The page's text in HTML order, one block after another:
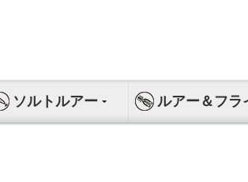
ソルトルアー ルアー＆フラ